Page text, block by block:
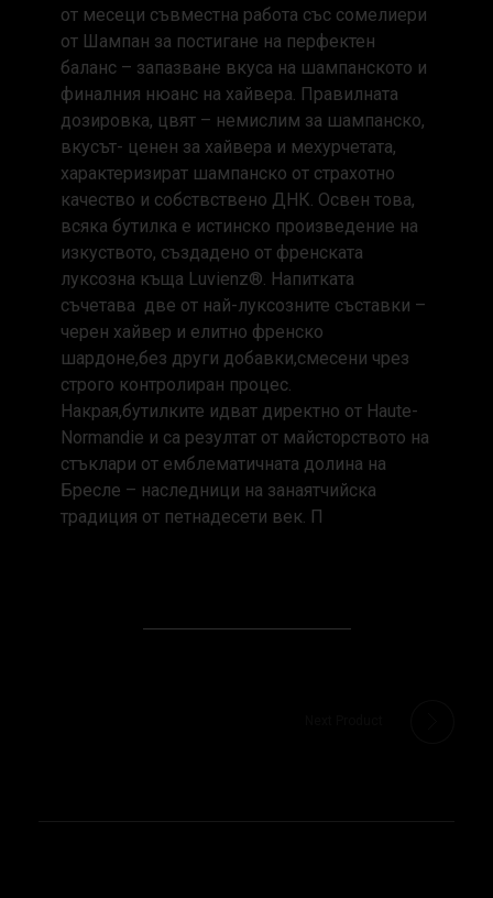
от месеци съвместна работа със сомелиери
от Шампан за постигане на перфектен
баланс – запазване вкуса на шампанското и
финалния нюанс на хайвера. Правилната
дозировка, цвят – немислим за шампанско,
вкусът- ценен за хайвера и мехурчетата,
характеризират шампанско от страхотно
качество и собствствено ДНК. Освен това,
всяка бутилка е истинско произведение на
изкуството, създадено от френската
луксозна къща Luvienz®. Напитката
съчетава две от най-луксозните съставки –
черен хайвер и елитно френско
шардоне,без други добавки,смесени чрез
строго контролиран процес.
Накрая,бутилките идват директно от Haute-
Normandie и са резултат от майсторството на
стъклари от емблематичната долина на
Бресле – наследници на занаятчийска
традиция от петнадесети век. П